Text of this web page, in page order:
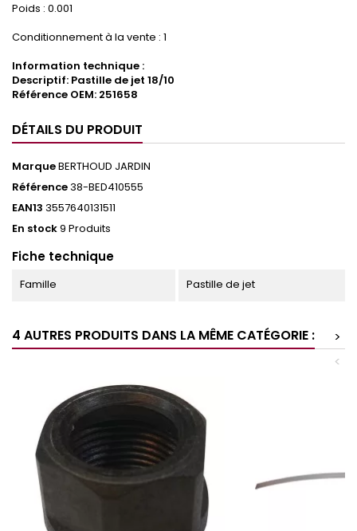
Poids : 0.001
Conditionnement à la vente : 1
Information technique :
Descriptif: Pastille de jet 18/10
Référence OEM: 251658
DÉTAILS DU PRODUIT
MarqueBERTHOUD JARDIN
Référence38-BED410555
EAN13 3557640131511
En stock9 Produits
Fiche technique
Famille Pastille de jet
4 AUTRES PRODUITS DANS LA MÊME CATÉGORIE :
>
<